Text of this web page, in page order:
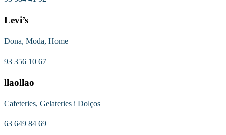
Levi’s
Dona, Moda, Home
93 356 10 67
llaollao
Cafeteries, Gelateries i Dolços
63 649 84 69